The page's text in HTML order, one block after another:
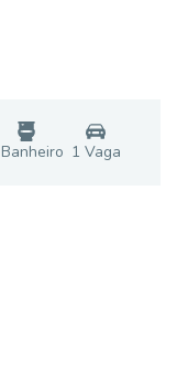
Banheiro 1 Vaga